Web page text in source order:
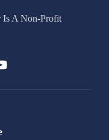
Is A Non-Profit